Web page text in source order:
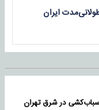
ایران
اسباب‌کشی در شرق تهران